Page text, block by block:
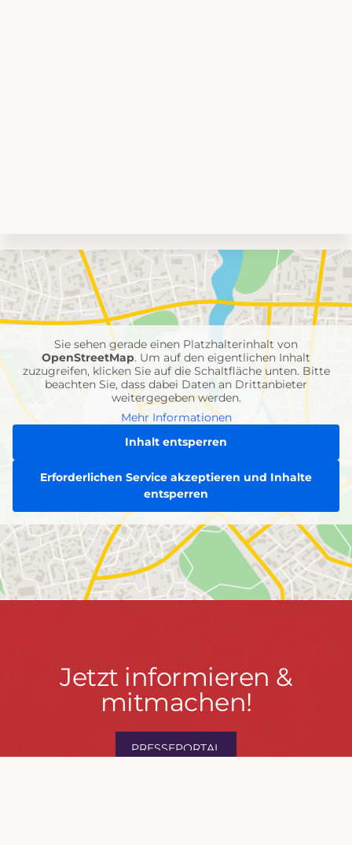
Umgebungskarte
mit
Feuerwehr-
Einheiten
Sie sehen gerade einen Platzhalterinhalt von
OpenStreetMap. Um auf den eigentlichen Inhalt
zuzugreifen, klicken Sie auf die Schaltfläche unten. Bitte
beachten Sie, dass dabei Daten an Drittanbieter
weitergegeben werden.
Mehr Informationen
Inhalt entsperren
Erforderlichen Service akzeptieren und Inhalte
entsperren
Jetzt
informieren
mitmachen!
Jetzt informieren &
mitmachen!
PRESSEPORTAL